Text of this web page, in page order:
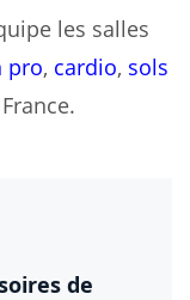
les salles
pro, cardio, sols
de